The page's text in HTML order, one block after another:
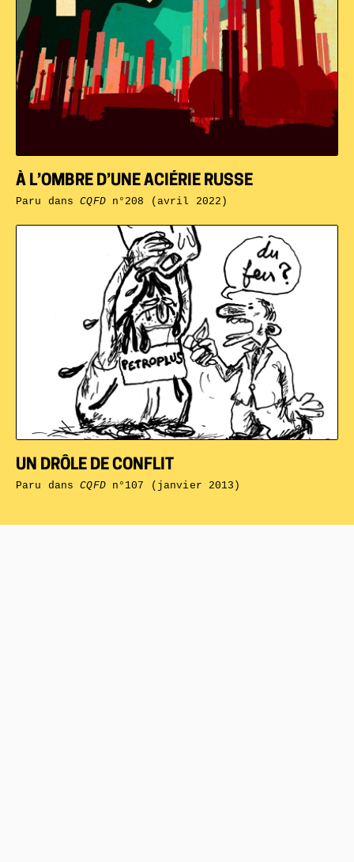
UN DRÔLE DE CONFLIT
Paru dansCQFDn°107 (janvier 2013)
À L’OMBRE D’UNE ACIÉRIE RUSSE
Paru dansCQFDn°208 (avril 2022)